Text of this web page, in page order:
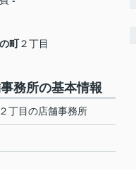
町２丁目
務所の基本情報
丁目の店舗事務所